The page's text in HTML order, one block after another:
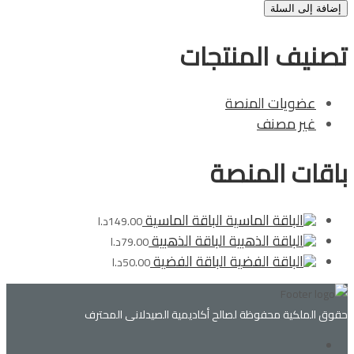
إضافة إلى السلة
تصنيف المنتجات
عضويات المنصة
غير مصنف
باقات المنصة
الباقة الماسية149.00د.ا
الباقة الذهبية79.00د.ا
الباقة الفضية50.00د.ا
حقوق الملكية محفوظة لصالح أكاديمية الصيدلانى المحترف